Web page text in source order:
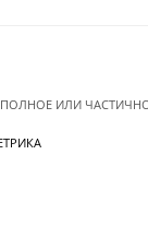
ПОЛНОЕ ИЛИ